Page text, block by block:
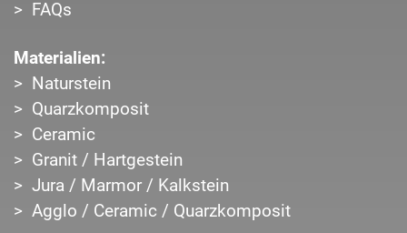
FAQs
Materialien:
Naturstein
Quarzkomposit
Ceramic
Granit / Hartgestein
Jura / Marmor / Kalkstein
Agglo / Ceramic / Quarzkomposit